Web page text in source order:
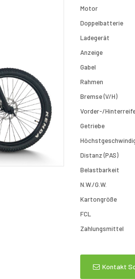
Motor
Doppelbatterie
Ladegerät
Anzeige
Gabel
Rahmen
Bremse (V/H)
Vorder-/
Getriebe
Distanz (PAS)
Belastbarkeit
N.W./G.W.
Kartongröße
FCL
Zahlungsmittel
Kontakt